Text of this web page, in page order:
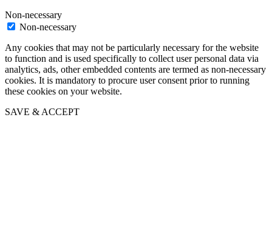
Non-necessary
Non-necessary
Any cookies that may not be particularly necessary for the website
to function and is used specifically to collect user personal data via
analytics, ads, other embedded contents are termed as non-necessary
cookies. It is mandatory to procure user consent prior to running
these cookies on your website.
SAVE & ACCEPT